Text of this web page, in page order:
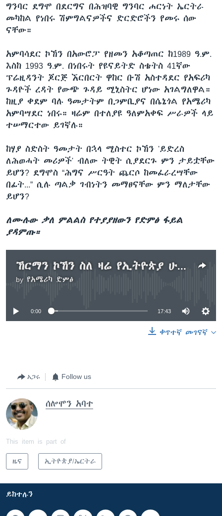
ግንባር ደግሞ በደርግና በሕዝባዊ ግንባር ሐርነት ኤርትራ
መካከል የነበሩ ሽምግልናዎችና ድርድሮችን የመሩ ሰው
ናቸው።
አምባሳደር ኮኸን በአውሮፓ የዘመን አቆጣጠር ከ1989 ዓ.ም.
እስከ 1993 ዓ.ም. በነበሩት የዩናይትድ ስቴትስ 41ኛው
ፕሬዚዳንት ጆርጅ ኧርበርት ዋከር ቡሽ አስተዳደር የአፍሪካ
ጉዳዮች ረዳት የውጭ ጉዳይ ሚኒስትር ሆነው አገልግለዋል።
ከዚያ ቀደም ባሉ ዓመታትም በጋምቢያና በሴኔጎል የአሜሪካ
አምባሣደር ነበሩ። ዛሬም በተለያዩ ዓለምአቀፍ ሥራዎች ላይ
ተሠማርተው ይገኛሉ።
ከሃያ ስድስት ዓመታት በኋላ ሚስተር ኮኸን 'ይድረስ
ለሕወሓት መሪዎች' ብለው ትዊት ሲያደርጉ ምን ታይቷቸው
ይሆን? ደግሞስ “ሕግና ሥርዓት ጨርሶ ከመፈራረሣቸው
በፊት...” ሲሉ ጣልቃ ገብነትን መማፀናቸው ምን ማለታቸው
ይሆን?
ለሙሉው ቃለ ምልልስ የተያያዘውን የድምፅ ፋይል
ያዳምጡ።
ኸርማን ኮኸን ስለ ዛሬ የኢትዮጵያ ሁኔታ
by የአሜሪካ ድምፅ
No media source currently available
0:00 17:43
ቀጥተኛ መገናኛ
አጋሩ Follow us
ሰሎሞን አባተ
This item is part of
ዜና ኢትዮጵያ/ኤርትራ
ይከተሉን